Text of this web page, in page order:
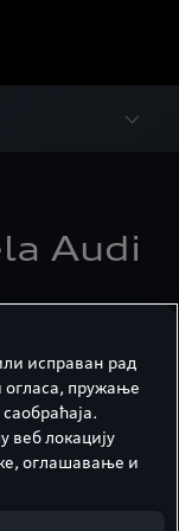
Audi
исправан рад
огласа, пружање
веб локацију
оглашавање и